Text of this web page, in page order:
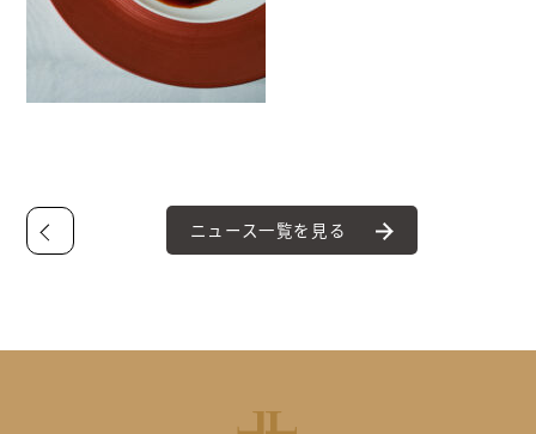
ニュース一覧を見る